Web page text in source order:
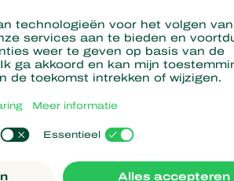
lichtspectrum bevinden, voor een
als het daglicht afneemt door factoren
of het aanbrengen van extra lagen
signalen die ze beter zichtbaar
te vinden onder deze en andere
uitgerust met extra signalen die alleen
in het gewas.